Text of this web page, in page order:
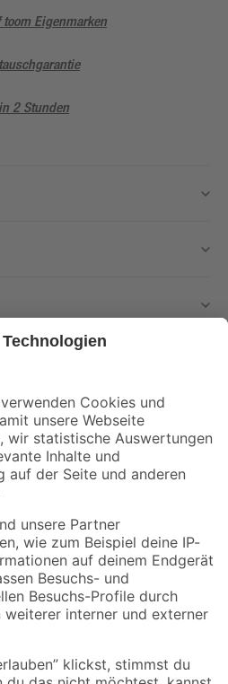
Eigenmarken
2 Stunden
und Aktionen mehr verpassen!
Versandarten